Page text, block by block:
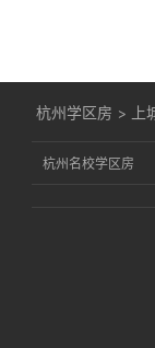
杭州学区房 > 上
杭州名校学区房